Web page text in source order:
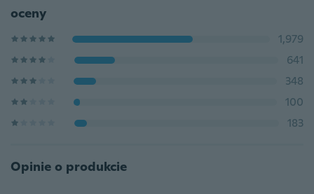
oceny
1,979
641
348
100
183
Opinie o produkcie